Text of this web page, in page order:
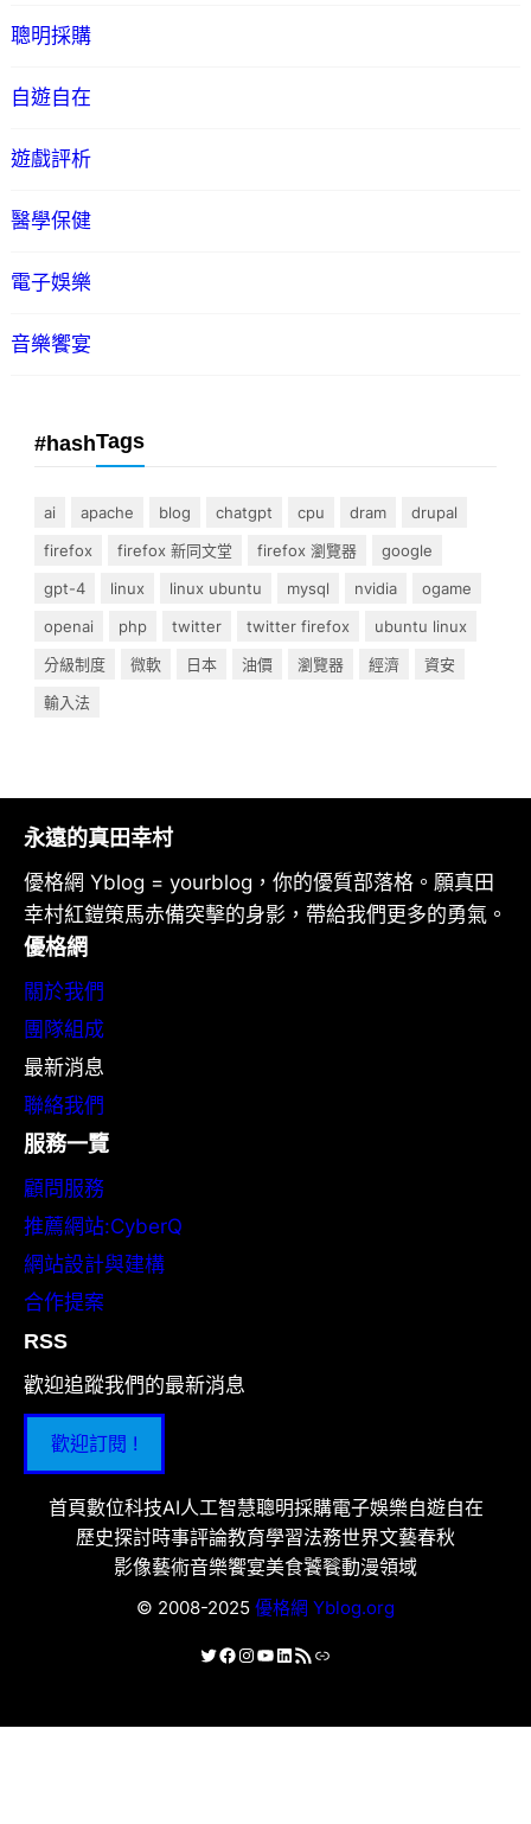
聰明採購
自遊自在
遊戲評析
醫學保健
電子娛樂
音樂饗宴
#hashTags
ai apache blog chatgpt cpu dram
drupal
firefox
firefox 新同文堂 firefox 瀏覽器
google
gpt-4
linux linux ubuntu mysql nvidia
ogame
openai
php twitter twitter firefox
ubuntu linux
分級制度
微軟 日本 油價 瀏覽器 經濟
資安
輸入法
永遠的真田幸村
優格網 Yblog = yourblog，你的優質部落格。願真田
幸村紅鎧策馬赤備突擊的身影，帶給我們更多的勇氣。
優格網
關於我們
團隊組成
最新消息
聯絡我們
服務一覽
顧問服務
推薦網站:CyberQ
網站設計與建構
合作提案
RSS
歡迎追蹤我們的最新消息
歡迎訂閱 !
首頁數位科技AI人工智慧聰明採購電子娛樂自遊自在
歷史探討時事評論教育學習法務世界文藝春秋
影像藝術音樂饗宴美食饕餮動漫領域
© 2008-2025 優格網 Yblog.org
X Facebook
Instagram
YouTube
LinkedIn
RSS 資訊提供連結